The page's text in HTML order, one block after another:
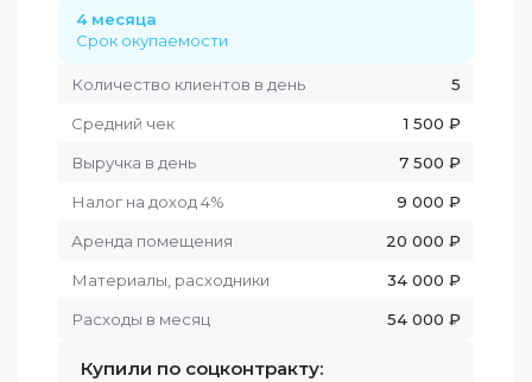
4 месяца
Срок окупаемости
Количество клиентов в день 5
Средний чек 1 500 ₽
Выручка в день 7 500 ₽
Налог на доход 4% 9 000 ₽
Аренда помещения 20 000 ₽
Материалы, расходники 34 000 ₽
Расходы в месяц 54 000 ₽
Купили по соцконтракту: